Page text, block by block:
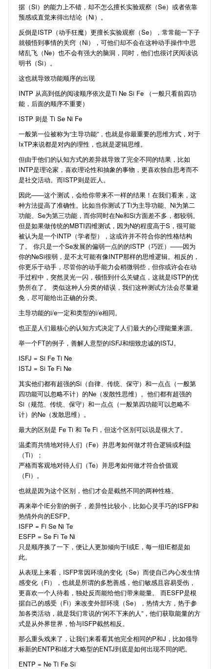
据（Si）的能力上不错，却不怎么擅长实验观察（Se）或者依靠
预感或直觉来得出结论（Ni）。
反倒是ISTP（动手狂魔）更擅长实验观察（Se），常常能一下子
就顿悟到事情的关窍（Ni），可他们却不会在这种动手操作中思
绪乱飞（Ne）也不会有强大的脑洞，同时，他们也很讨厌阅读说
明书（Si）。
这也就导致功能顺序的出现
INTP 从高到低的阅读顺序依次是Ti Ne Si Fe （一般只看前四功
能，后面的顺序不重要）
ISTP 则是 Ti Se Ni Fe
一般第一位被称为“主导功能”，也就是你最重要的思维方式，对于
IxTP来说都是对内的理性，也就是逻辑思维。
但由于他们的认知方式的差异就导致了完全不同的结果，比如
INTP是理论家，喜欢理论性和抽象的事物，更喜欢独自思考而不
是社交活动。而ISTP则是匠人。
因此——这个测试，会给你带来不一样的结果！在我们看来，这
种方法提高了准确性。比如当你测试了Ti为主导功能、Ni为第二
功能、Se为第三功能，而你同时在Ne和Si方面差不多，都较弱。
但是如果做传统的MBTI四维测试，因为N的程度高于S，很可能
被认为是一个INTP（学者型），这或许并不符合你的性格结构
了。 你只是一个Se发展的偏弱一点的的ISTP（巧匠）——因为
你的NeSi很弱，是不太可能有像INTP那样的思维逻辑。相反的，
你更乐于动手，尽管你的动手能力会稍微弱些，但你或许会在动
手过程中，突然灵光一闪，顿悟到什么关键点，这就是ISTP的优
势所在了。 类似这种人分类的错误，我们这种测试方法会尽量避
免，尽可能给出正确的分类。
主导功能的i/e一定和类型的i/e相同。
也正是人们最核心的认知方式决定了人们最大的心理能量来源。
举一个FT的例子，善解人意型的ISFJ和细致忠诚的ISTJ。
ISFJ = Si Fe Ti Ne
ISTJ = Si Te Fi Ne
其实他们都有超强的Si（自律、传统、保守）和一点点（一般第
四功能可以忽略不计）的Ne（发散性思维）。他们都有超强的
Si（规范、传统、保守）和一点点（一般第四功能可以忽略不
计）的Ne（发散思维）。
最大的区别是 Fe Ti 和 Te Fi，但这个区别可以说是很大了。
温柔而共情地对待人们（Fe）并思考如何做才符合逻辑或利益
（Ti）；
严格而客观地对待人们（Te）并思考如何做才符合价值观
（Fi）。
也就是因为这个区别，他们才会是截然不同的两种性格。
再来举个IE分割的例子，差异性比较小，比如心灵手巧的ISFP和
热情外向的ESFP。
ISFP = Fi Se Ni Te
ESFP = Se Fi Te Ni
只是顺序换了一下，便让人更加倾向于I或E，每一组IE都是如
此。
从表现上来看，ISFP常因环境的变化（Se）而使自己内心发生情
感变化（Fi），也就是所谓的多愁善感，他们敏感且容易受伤，
更喜欢一个人待着，独处反而能给他们带来能量。 而ESFP是根
据自己的感受（Fi）来改变外部环境（Se），热情大方，热于参
加各类活动，就是我们常说的“闲不下来的人”，他们获取能量的方
式是从外界世界，恰与ISFP截然相反。
那么重头戏来了，让我们来看看其他完全相同的P和J，比如领导
标新的ENTP和雄才大略型的ENTJ到底是如何出现不同的吧。
ENTP = Ne Ti Fe Si